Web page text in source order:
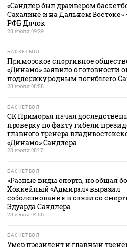
«Сандлер был драйвером
Сахалине и на Дальнем Востоке»
РФБ Дячок
28 июля 09:29
БАСКЕТБОЛ
Приморское спортивное
«Динамо» заявило о готовности
поддержку родным погибшего
28 июля 08:58
БАСКЕТБОЛ
СК Приморья начал
проверку по факту гибели
главного тренера
«Динамо» Сандлера
28 июля 08:17
БАСКЕТБОЛ
«Разные виды спорта, но общая
Хоккейный «Адмирал» выразил
соболезнования в связи со
Эдуарда Сандлера
28 июля 04:56
БАСКЕТБОЛ
Умер президент и главный